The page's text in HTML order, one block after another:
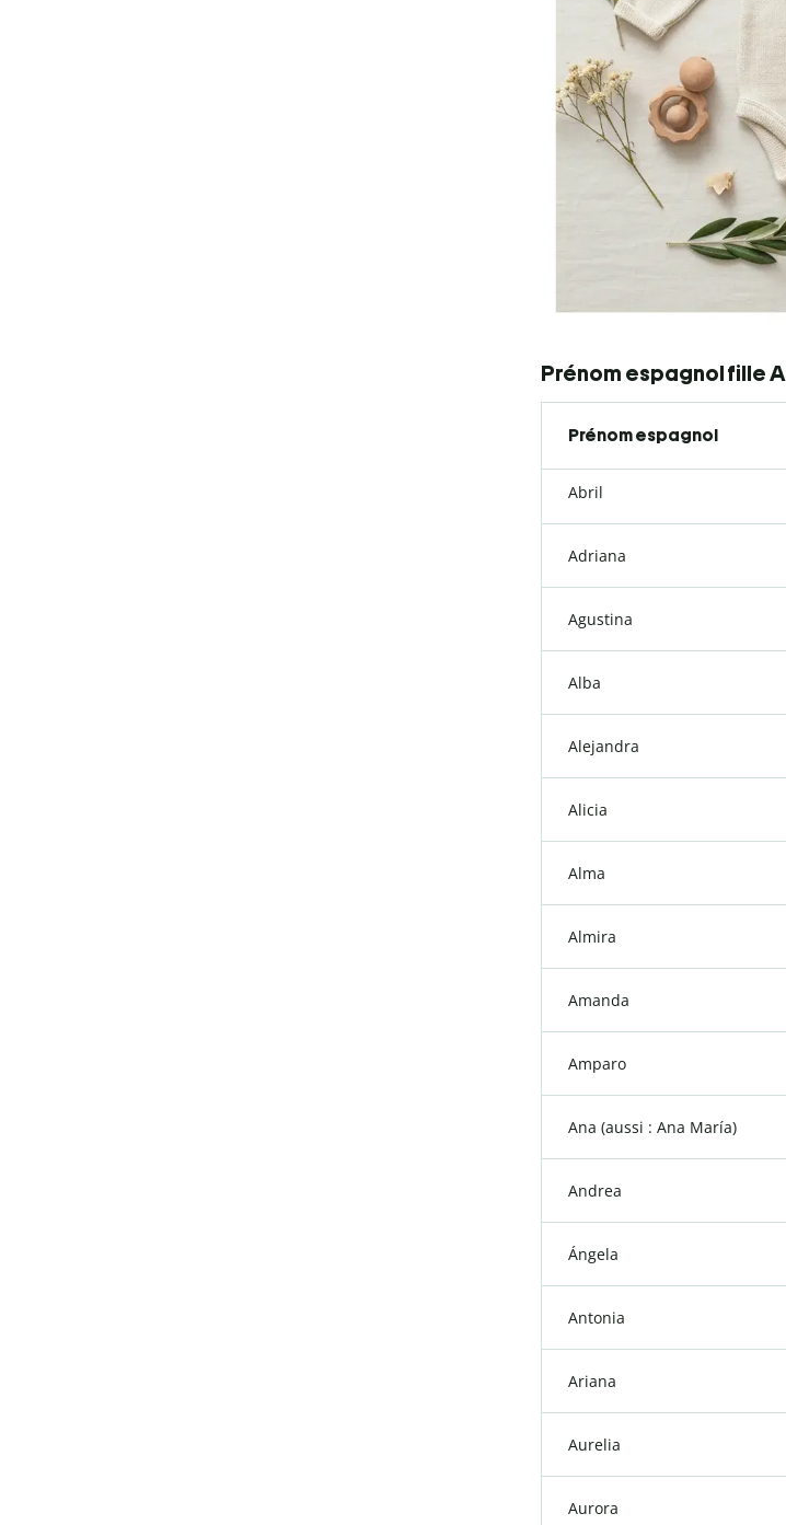
Prénom espagnol fille A
Prénom espagnol
Abril
Adriana
Agustina
Alba
Alejandra
Alicia
Alma
Almira
Amanda
Amparo
Ana (aussi : Ana María)
Andrea
Ángela
Antonia
Ariana
Aurelia
Aurora